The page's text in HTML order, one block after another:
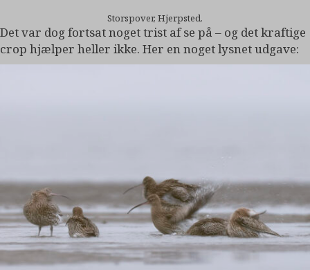
Storspover, Hjerpsted.
Det var dog fortsat noget trist af se på – og det kraftige
crop hjælper heller ikke. Her en noget lysnet udgave: